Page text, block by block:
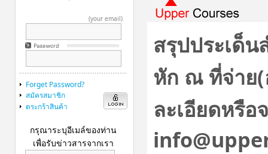
(your email)
Forget Password?
สมัครสมาชิก
ตระกร้าสินค้า
กรุณาระบุอีเมล์ของท่าน
เพื่อรับข่าวสารจากเรา
สรุปประเด็
หัก ณ ที่จ่าย(
ละเอียดหรื